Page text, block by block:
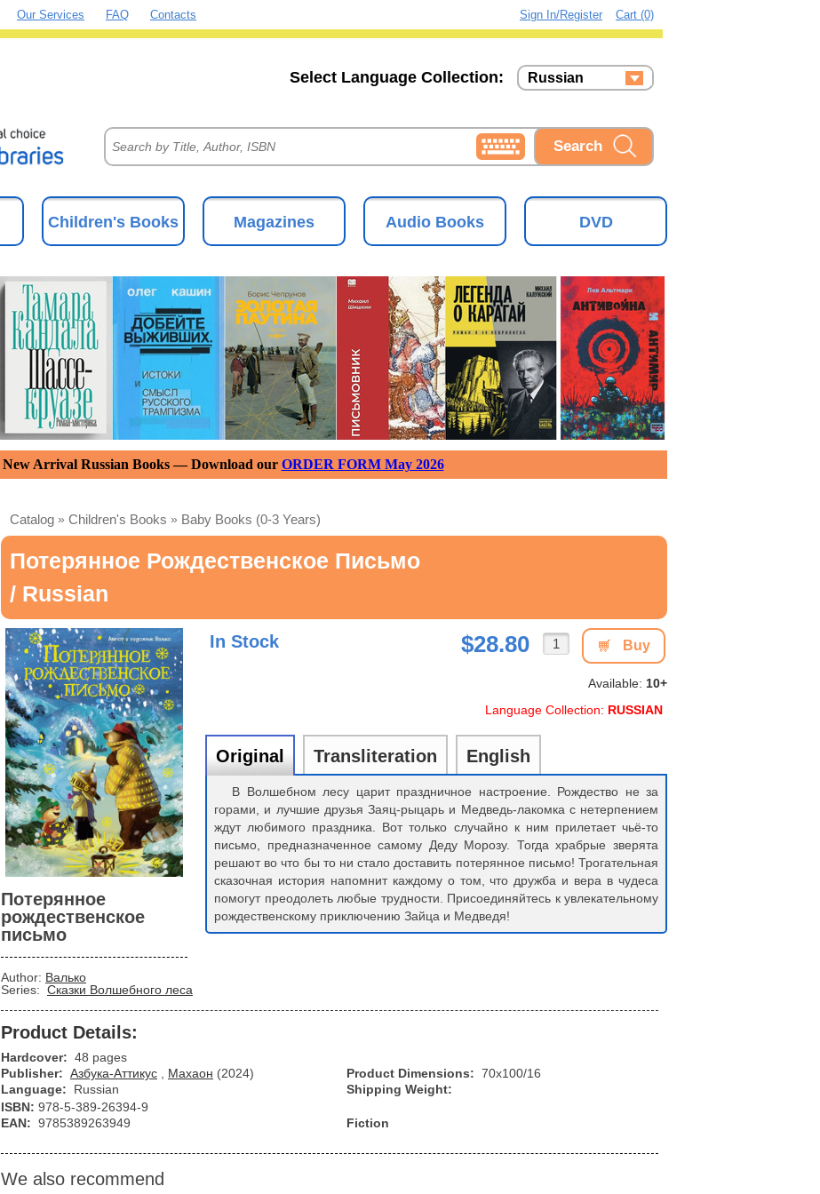
Our Services FAQ Contacts Cart (0)
Sign In/Register
Russian
Ukrainian
Select Language Collection:
Children's Books Magazines Audio Books DVD
New Arrival Russian Books — Download our ORDER FORM May 2026
Catalog » Children's Books » Baby Books (0-3 Years)
Потерянное Рождественское Письмо
/ Russian
Потерянное
рождественское
письмо
Author: Валько
Series: Сказки Волшебного леса
In Stock Buy
$28.80
Available: 10+
Language Collection: RUSSIAN
Original Transliteration English
В Волшебном лесу царит праздничное настроение. Рождество не за
горами, и лучшие друзья Заяц-рыцарь и Медведь-лакомка с нетерпением
ждут любимого праздника. Вот только случайно к ним прилетает чьё-то
письмо, предназначенное самому Деду Морозу. Тогда храбрые зверята
решают во что бы то ни стало доставить потерянное письмо! Трогательная
сказочная история напомнит каждому о том, что дружба и вера в чудеса
помогут преодолеть любые трудности. Присоединяйтесь к увлекательному
рождественскому приключению Зайца и Медведя!
Product Details:
Hardcover: 48 pages
Publisher: Азбука-Аттикус Махаон (2024)
Language:
Russian
Product Dimensions: 70x100/16
Shipping Weight:
ISBN: 978-5-389-26394-9
EAN: 9785389263949 Fiction
We also recommend